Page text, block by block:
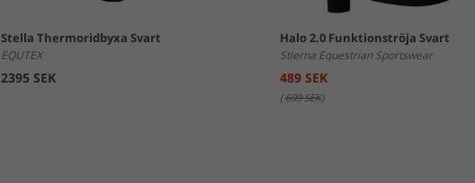
Stella Thermoridbyxa Svart
EQUTEX
2395 SEK
Halo 2.0 Funktionströja Svart
Stierna Equestrian Sportswear
489 SEK
(699 SEK)